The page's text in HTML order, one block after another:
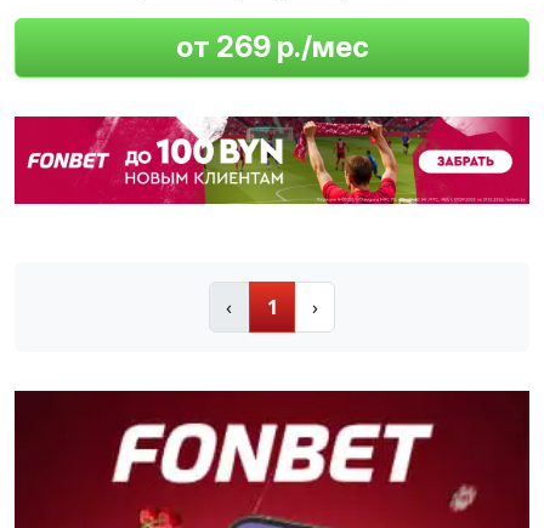
от 269 р./мес
‹ 1 ›